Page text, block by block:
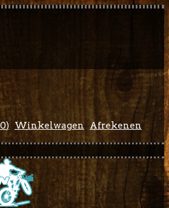
0) Winkelwagen
Afrekenen